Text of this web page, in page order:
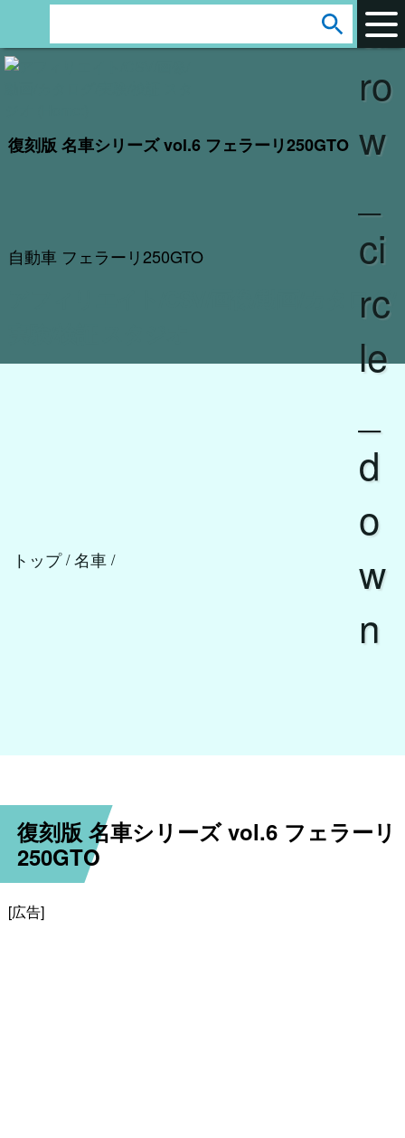
復刻版 名車シリーズ vol.6 フェラーリ250GTO
自動車 フェラーリ250GTO
アフィリエイト/CSV/画像/動画/カタログ/
e
c
ar
ro
w
ci
rc
le
d
o
w
n
復刻版 名車シリーズ vol.6 フェラーリ
250GTO
[広告]
トップ / 名車 /